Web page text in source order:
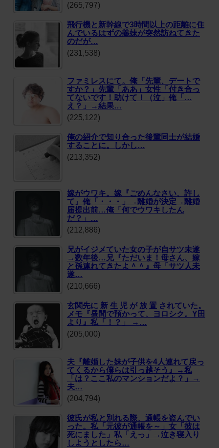
(265,797)
飛行機と新幹線で3時間以上の距離に住
んでいるはずの義妹が突然訪ねてきた
のだが…
(231,538)
ファミレスにて。俺「先輩、デートで
すか？」先輩「ああ」女性「付き合っ
てないです！助けて！（泣」俺「…
え？」→結果…
(225,122)
俺の紹介で知り合った後輩同士が結婚
することに。しかし…
(213,352)
嫁がウワキ。嫁『ごめんなさい、許し
て』俺「・・・」→離婚が決定→離婚
届提出前…俺「何でウワキしたん
だ？」…
(212,886)
兄がイジメていた女の子が自サツ未遂
→数年後…兄『ただいま！母さん、嫁
と孫連れてきたよ＾＾』母「サツ人未
遂…
(210,666)
玄関先に 新 生 児 が 放 置 されていた。
メモ『昼間で預かって、ヨロシク。Y田
より』私「！？」 →…
(205,000)
夫『離婚した妹が子供を4人連れて戻っ
てくるから僕らは引っ越そう』→私
「は？ここ私のマンションだよ？」→
夫…
(204,794)
彼氏が私と別れる際、通帳を盗んでい
った。私「元彼が通帳を～」女「彼は
死にました」私「えっ」→泣き寝入り
しようとしたら…